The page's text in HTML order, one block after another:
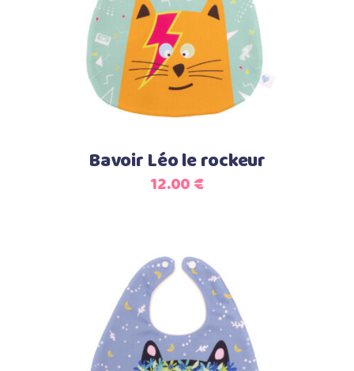
Lire la suite
Bavoir Léo le rockeur
12.00€
Select options